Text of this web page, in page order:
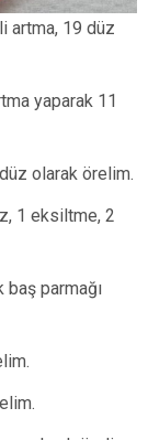
artma, 19 düz
yaparak 11
olarak örelim.
1 eksiltme, 2
parmağı